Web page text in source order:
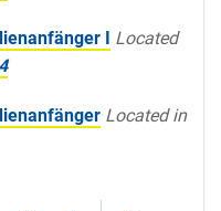
I Located
Located in